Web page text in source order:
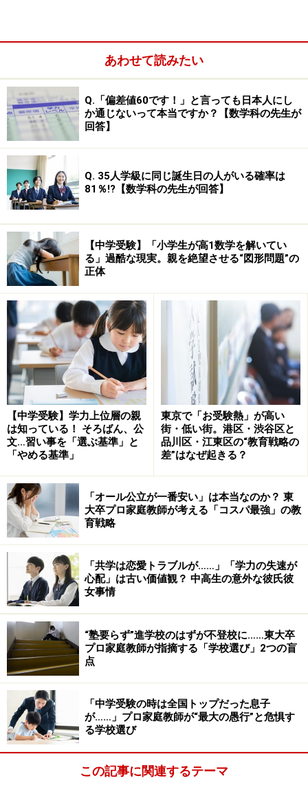
1．一日の勉強スケジュールを立てる
2．夏休み40日間のスケジュールを立てる
3．余計な中学受験問題集を買わない
4．夏期講習の単科講座を取りすぎない
5．夏休み中に苦手科目・弱点を克服
7．第一志望校の過去問題を最低1回はとく
1．一日のスケジュールを立て、受験勉強の
時間を決める
夏休みは何と言っても学校がありません。中学受験を控
えた小6受験生の皆さんは、時間はたっぷりあると思う
でしょう。ところが、朝起きる時間やら、やるべき勉強
やらをきちんと決めておかないと、あっという間に時間
は過ぎ去ってしまいます。
中学受験生は、やはりきちんと「一日のスケジュール」
を決めておくのがよいでしょう。朝は何時に起きるの
か、夜は何時に寝るのかなどの基本的なスケジュールは
もちろんのこと、どの時間に何の勉強をするのかについ
ても、しっかりと計画を立てておくことが大切です。
この時、無理やり勉強時間を詰め込まない方が賢明で
す。無理な勉強計画を立てると、最後までもちません。
三日坊主になってしまっては本末転倒ですから。
2．夏休み40日間の受験勉強スケジュールを
立てる
中学受験に向けた夏休みの一日のスケジュールを立てた
う。塾の予定などは既に出ているはずですから、それら
あわせて読みたい
Q.「偏差値60です！」と言っても日本人にし
か通じないって本当ですか？【数学科の先生が
回答】
Q. 35人学級に同じ誕生日の人がいる確率は
81％!?【数学科の先生が回答】
【中学受験】「小学生が高1数学を解いてい
る」過酷な現実。親を絶望させる“図形問題”の
正体
【中学受験】学力上位層の親
は知っている！ そろばん、公
文…習い事を「選ぶ基準」と
「やめる基準」
東京で「お受験熱」が高い
街・低い街。港区・渋谷区と
品川区・江東区の“教育戦略の
差”はなぜ起きる？
「オール公立が一番安い」は本当なのか？ 東
大卒プロ家庭教師が考える「コスパ最強」の教
育戦略
「共学は恋愛トラブルが……」「学力の失速が
心配」は古い価値観？ 中高生の意外な彼氏彼
女事情
“塾要らず”進学校のはずが不登校に……東大卒
プロ家庭教師が指摘する「学校選び」2つの盲
点
「中学受験の時は全国トップだった息子
が……」プロ家庭教師が“最大の愚行”と危惧す
る学校選び
この記事に関連するテーマ